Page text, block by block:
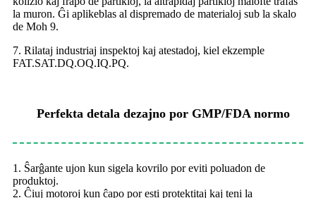
la muron. Ĝi aplikeblas al dispremado de materialoj sub la skalo
de Moh 9.
7. Rilataj industriaj inspektoj kaj atestadoj, kiel ekzemple
FAT.SAT.DQ.OQ.IQ.PQ.
Perfekta detala dezajno por GMP/FDA normo
1. Ŝarĝante ujon kun sigela kovrilo por eviti poluadon de
produktoj.
2. Ĉiuj motoroj kun ĉapo por esti protektitaj kaj teni la